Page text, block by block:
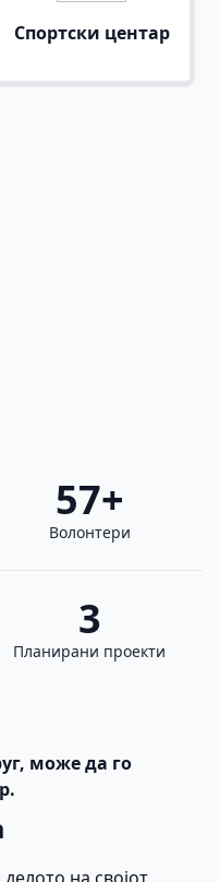
Спортски центар
57+
Волонтери
3
Планирани проекти
може да го